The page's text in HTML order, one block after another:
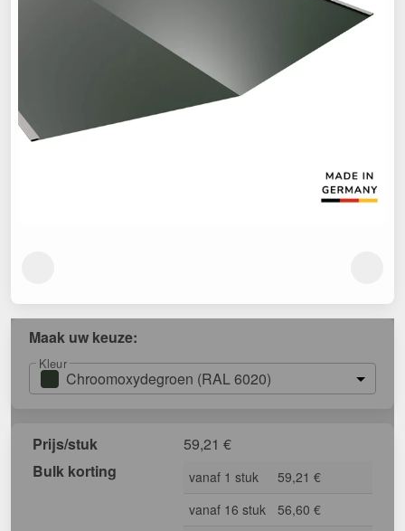
Maak uw keuze:
Kleur
Chroomoxydegroen (RAL 6020)
Prijs/stuk 59,21 €
Bulk korting
vanaf 1 stuk
59,21 €
vanaf 16 stuk
56,60 €